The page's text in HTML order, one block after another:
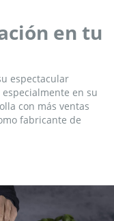
en tu
espectacular
en su
con más ventas
fabricante de